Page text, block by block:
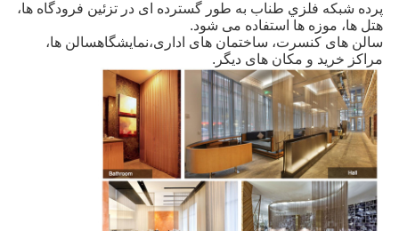
پرده شبكه فلزي طناب به طور گسترده ای در تزئین فرودگاه ها،
هتل ها، موزه ها استفاده می شود.
سالن های کنسرت، ساختمان های اداری،نمایشگاهسالن ها،
مراکز خرید و مکان های دیگر.